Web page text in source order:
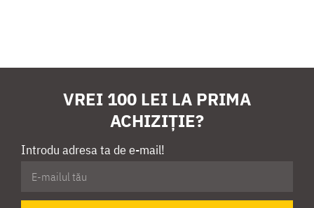
VREI 100 LEI LA PRIMA
ACHIZIȚIE?
Introdu adresa ta de e-mail!